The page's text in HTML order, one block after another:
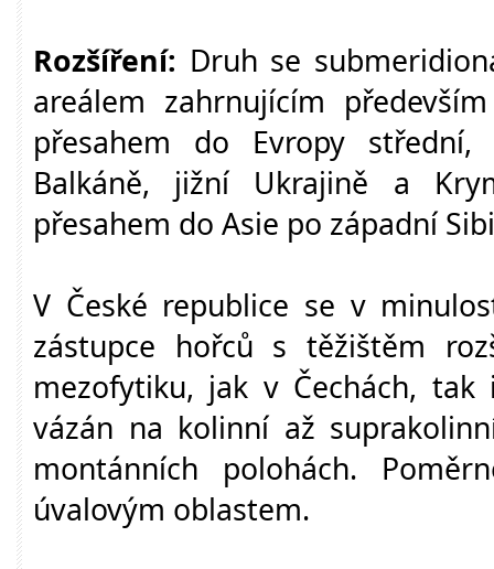
Rozšíření: Druh se
areálem zahrnujícím
přesahem do Evropy
Balkáně, jižní Ukrajině a
přesahem do Asie po západní
V České republice se v
zástupce hořců s těžištěm
mezofytiku, jak v Čechách,
vázán na kolinní až
montánních polohách.
úvalovým oblastem.